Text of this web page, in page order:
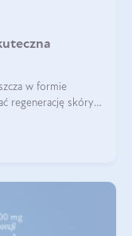
w formie
regenerację skóry i